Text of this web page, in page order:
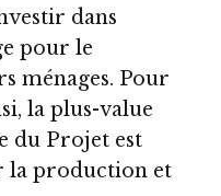
dans
pour le
ménages. Pour
la plus-value
du Projet est
la production et